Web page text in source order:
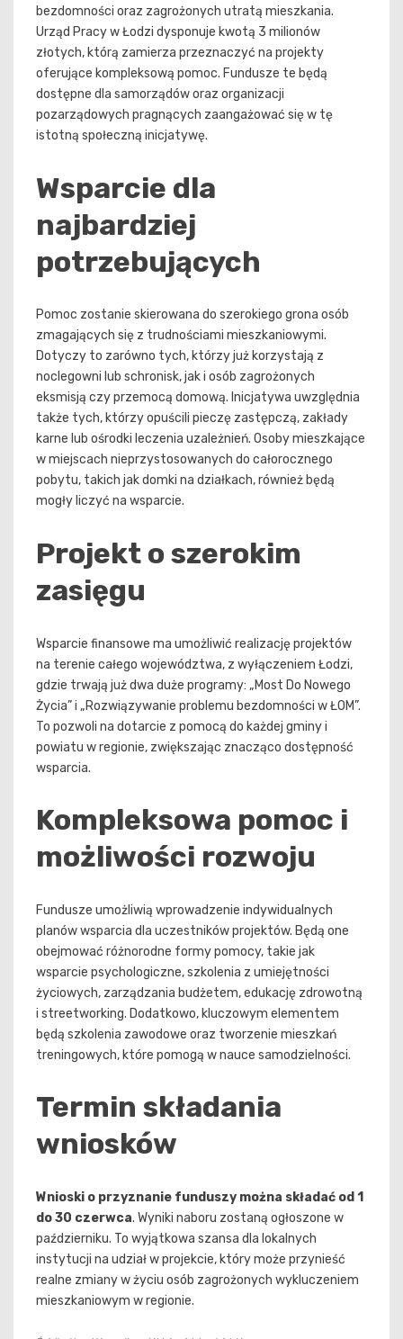
bezdomności oraz zagrożonych utratą mieszkania.
Urząd Pracy w Łodzi dysponuje kwotą 3 milionów
złotych, którą zamierza przeznaczyć na projekty
oferujące kompleksową pomoc. Fundusze te będą
dostępne dla samorządów oraz organizacji
pozarządowych pragnących zaangażować się w tę
istotną społeczną inicjatywę.
Wsparcie dla
najbardziej
potrzebujących
Pomoc zostanie skierowana do szerokiego grona osób
zmagających się z trudnościami mieszkaniowymi.
Dotyczy to zarówno tych, którzy już korzystają z
noclegowni lub schronisk, jak i osób zagrożonych
eksmisją czy przemocą domową. Inicjatywa uwzględnia
także tych, którzy opuścili pieczę zastępczą, zakłady
karne lub ośrodki leczenia uzależnień. Osoby mieszkające
w miejscach nieprzystosowanych do całorocznego
pobytu, takich jak domki na działkach, również będą
mogły liczyć na wsparcie.
Projekt o szerokim
zasięgu
Wsparcie finansowe ma umożliwić realizację projektów
na terenie całego województwa, z wyłączeniem Łodzi,
gdzie trwają już dwa duże programy: „Most Do Nowego
Życia” i „Rozwiązywanie problemu bezdomności w ŁOM”.
To pozwoli na dotarcie z pomocą do każdej gminy i
powiatu w regionie, zwiększając znacząco dostępność
wsparcia.
Kompleksowa pomoc i
możliwości rozwoju
Fundusze umożliwią wprowadzenie indywidualnych
planów wsparcia dla uczestników projektów. Będą one
obejmować różnorodne formy pomocy, takie jak
wsparcie psychologiczne, szkolenia z umiejętności
życiowych, zarządzania budżetem, edukację zdrowotną
i streetworking. Dodatkowo, kluczowym elementem
będą szkolenia zawodowe oraz tworzenie mieszkań
treningowych, które pomogą w nauce samodzielności.
Termin składania
wniosków
Wnioski o przyznanie funduszy można składać od 1
do 30 czerwca. Wyniki naboru zostaną ogłoszone w
październiku. To wyjątkowa szansa dla lokalnych
instytucji na udział w projekcie, który może przynieść
realne zmiany w życiu osób zagrożonych wykluczeniem
mieszkaniowym w regionie.